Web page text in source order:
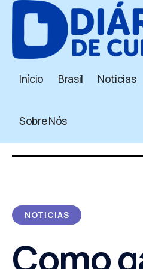
Início Brasil Noticias
Sobre Nós
NOTICIAS
Como